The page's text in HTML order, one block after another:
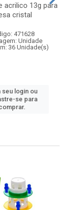
acrilico 13g para
cristal
471628
Unidade
36 Unidade(s)
seu login ou
se para